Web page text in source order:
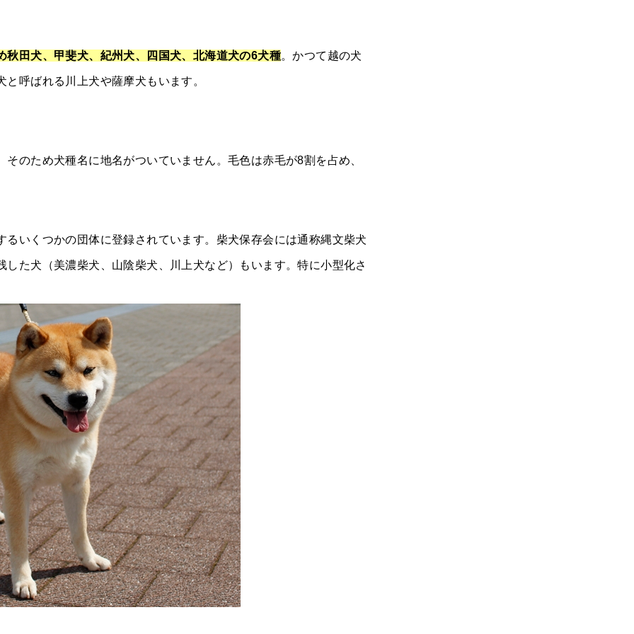
田犬、甲斐犬、紀州犬、四国犬、北海道犬の6犬種。かつて越の犬
呼ばれる川上犬や薩摩犬もいます。
のため犬種名に地名がついていません。毛色は赤毛が8割を占め、
いくつかの団体に登録されています。柴犬保存会には通称縄文柴犬
た犬（美濃柴犬、山陰柴犬、川上犬など）もいます。特に小型化さ